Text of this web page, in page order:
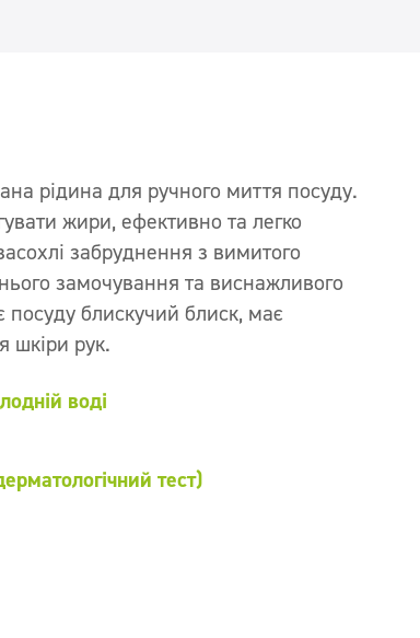
рідина для ручного миття посуду.
жири, ефективно та легко
забруднення з вимитого
замочування та виснажливого
блискучий блиск, має
шкіри рук.
воді
тест)